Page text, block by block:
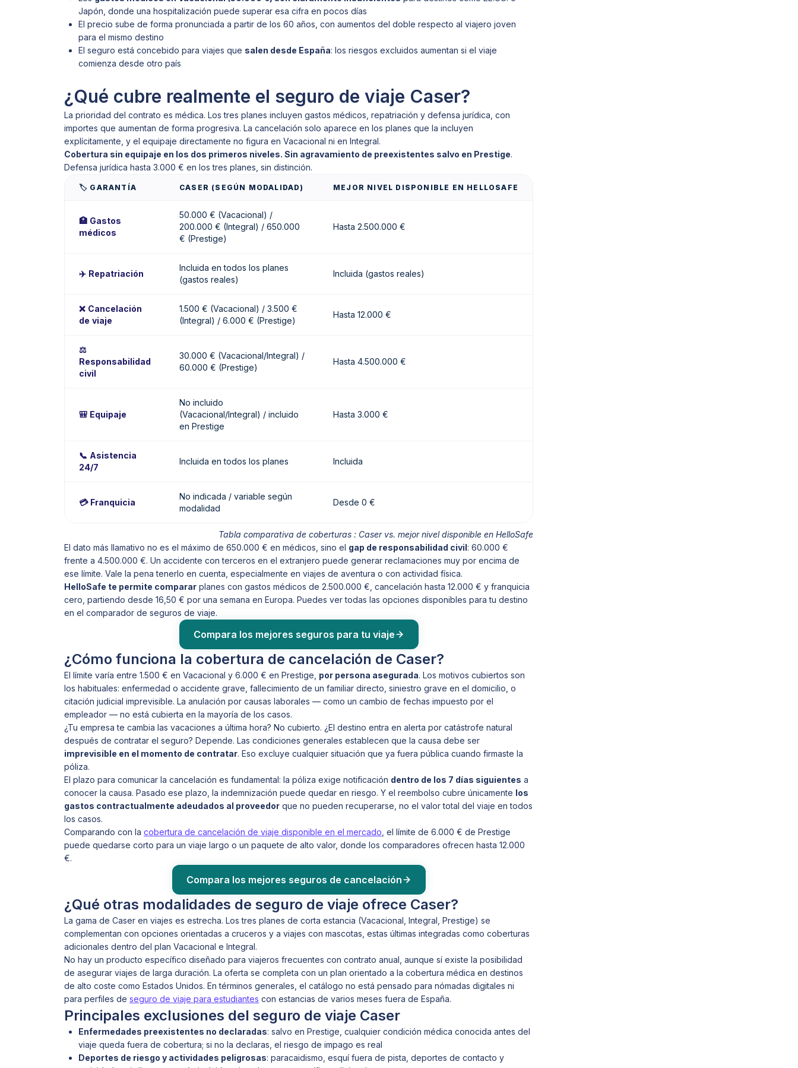
Japón, donde una hospitalización puede superar esa cifra en pocos días
El precio sube de forma pronunciada a partir de los 60 años, con aumentos del doble respecto al viajero joven
para el mismo destino
El seguro está concebido para viajes que salen desde España: los riesgos excluidos aumentan si el viaje
comienza desde otro país
¿Qué cubre realmente el seguro de viaje Caser?
La prioridad del contrato es médica. Los tres planes incluyen gastos médicos, repatriación y defensa jurídica, con
importes que aumentan de forma progresiva. La cancelación solo aparece en los planes que la incluyen
explícitamente, y el equipaje directamente no figura en Vacacional ni en Integral.
Cobertura sin equipaje en los dos primeros niveles. Sin agravamiento de preexistentes salvo en Prestige.
Defensa jurídica hasta 3.000 € en los tres planes, sin distinción.
🏷️ GARANTÍA CASER (SEGÚN MODALIDAD) MEJOR NIVEL DISPONIBLE EN HELLOSAFE
🏥 Gastos
médicos
50.000 € (Vacacional) /
200.000 € (Integral) / 650.000
€ (Prestige)
Hasta 2.500.000 €
✈️ Repatriación
Incluida en todos los planes
(gastos reales)
Incluida (gastos reales)
❌ Cancelación
de viaje
1.500 € (Vacacional) / 3.500 €
(Integral) / 6.000 € (Prestige)
Hasta 12.000 €
⚖️
Responsabilidad
civil
30.000 € (Vacacional/Integral) /
60.000 € (Prestige)
Hasta 4.500.000 €
🎒 Equipaje
No incluido
(Vacacional/Integral) / incluido
en Prestige
Hasta 3.000 €
📞 Asistencia
24/7
Incluida en todos los planes Incluida
💳 Franquicia
No indicada / variable según
modalidad
Desde 0 €
Tabla comparativa de coberturas : Caser vs. mejor nivel disponible en HelloSafe
El dato más llamativo no es el máximo de 650.000 € en médicos, sino el gap de responsabilidad civil: 60.000 €
frente a 4.500.000 €. Un accidente con terceros en el extranjero puede generar reclamaciones muy por encima de
ese límite. Vale la pena tenerlo en cuenta, especialmente en viajes de aventura o con actividad física.
HelloSafe te permite comparar planes con gastos médicos de 2.500.000 €, cancelación hasta 12.000 € y franquicia
cero, partiendo desde 16,50 € por una semana en Europa. Puedes ver todas las opciones disponibles para tu destino
en el comparador de seguros de viaje.
Compara los mejores seguros para tu viaje
¿Cómo funciona la cobertura de cancelación de Caser?
El límite varía entre 1.500 € en Vacacional y 6.000 € en Prestige, por persona asegurada. Los motivos cubiertos son
los habituales: enfermedad o accidente grave, fallecimiento de un familiar directo, siniestro grave en el domicilio, o
citación judicial imprevisible. La anulación por causas laborales — como un cambio de fechas impuesto por el
empleador — no está cubierta en la mayoría de los casos.
¿Tu empresa te cambia las vacaciones a última hora? No cubierto. ¿El destino entra en alerta por catástrofe natural
después de contratar el seguro? Depende. Las condiciones generales establecen que la causa debe ser
imprevisible en el momento de contratar. Eso excluye cualquier situación que ya fuera pública cuando firmaste la
póliza.
El plazo para comunicar la cancelación es fundamental: la póliza exige notificación dentro de los 7 días siguientes a
conocer la causa. Pasado ese plazo, la indemnización puede quedar en riesgo. Y el reembolso cubre únicamente los
gastos contractualmente adeudados al proveedor que no pueden recuperarse, no el valor total del viaje en todos
los casos.
Comparando con la cobertura de cancelación de viaje disponible en el mercado , el límite de 6.000 € de Prestige
puede quedarse corto para un viaje largo o un paquete de alto valor, donde los comparadores ofrecen hasta 12.000
€.
Compara los mejores seguros de cancelación
¿Qué otras modalidades de seguro de viaje ofrece Caser?
La gama de Caser en viajes es estrecha. Los tres planes de corta estancia (Vacacional, Integral, Prestige) se
complementan con opciones orientadas a cruceros y a viajes con mascotas, estas últimas integradas como coberturas
adicionales dentro del plan Vacacional e Integral.
No hay un producto específico diseñado para viajeros frecuentes con contrato anual, aunque sí existe la posibilidad
de asegurar viajes de larga duración. La oferta se completa con un plan orientado a la cobertura médica en destinos
de alto coste como Estados Unidos. En términos generales, el catálogo no está pensado para nómadas digitales ni
para perfiles de seguro de viaje para estudiantes con estancias de varios meses fuera de España.
Principales exclusiones del seguro de viaje Caser
Enfermedades preexistentes no declaradas: salvo en Prestige, cualquier condición médica conocida antes del
viaje queda fuera de cobertura; si no la declaras, el riesgo de impago es real
Deportes de riesgo y actividades peligrosas: paracaidismo, esquí fuera de pista, deportes de contacto y